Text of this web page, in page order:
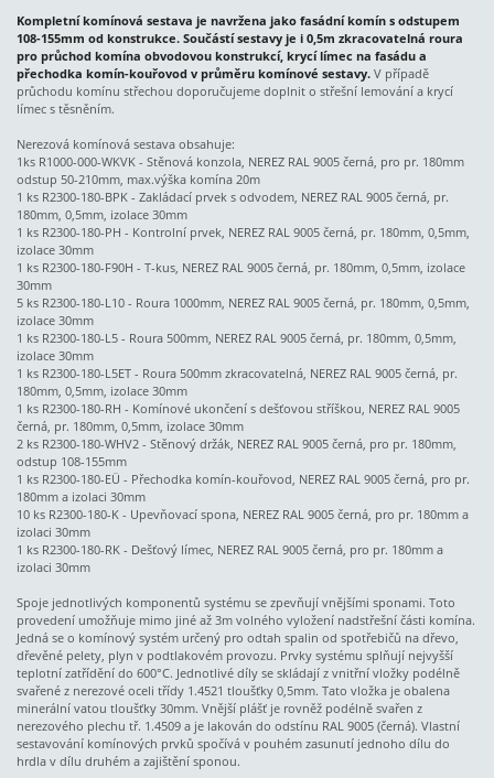
Kompletní komínová sestava je navržena jako fasádní komín s odstupem
108-155mm od konstrukce. Součástí sestavy je i 0,5m zkracovatelná roura
pro průchod komína obvodovou konstrukcí, krycí límec na fasádu a
přechodka komín-kouřovod v průměru komínové sestavy. V případě
průchodu komínu střechou doporučujeme doplnit o střešní lemování a krycí
límec s těsněním.
Nerezová komínová sestava obsahuje:
1ks R1000-000-WKVK - Stěnová konzola, NEREZ RAL 9005 černá, pro pr. 180mm
odstup 50-210mm, max.výška komína 20m
1 ks R2300-180-BPK - Zakládací prvek s odvodem, NEREZ RAL 9005 černá, pr.
180mm, 0,5mm, izolace 30mm
1 ks R2300-180-PH - Kontrolní prvek, NEREZ RAL 9005 černá, pr. 180mm, 0,5mm,
izolace 30mm
1 ks R2300-180-F90H - T-kus, NEREZ RAL 9005 černá, pr. 180mm, 0,5mm, izolace
30mm
5 ks R2300-180-L10 - Roura 1000mm, NEREZ RAL 9005 černá, pr. 180mm, 0,5mm,
izolace 30mm
1 ks R2300-180-L5 - Roura 500mm, NEREZ RAL 9005 černá, pr. 180mm, 0,5mm,
izolace 30mm
1 ks R2300-180-L5ET - Roura 500mm zkracovatelná, NEREZ RAL 9005 černá, pr.
180mm, 0,5mm, izolace 30mm
1 ks R2300-180-RH - Komínové ukončení s dešťovou stříškou, NEREZ RAL 9005
černá, pr. 180mm, 0,5mm, izolace 30mm
2 ks R2300-180-WHV2 - Stěnový držák, NEREZ RAL 9005 černá, pro pr. 180mm,
odstup 108-155mm
1 ks R2300-180-EÜ - Přechodka komín-kouřovod, NEREZ RAL 9005 černá, pro pr.
180mm a izolaci 30mm
10 ks R2300-180-K - Upevňovací spona, NEREZ RAL 9005 černá, pro pr. 180mm a
izolaci 30mm
1 ks R2300-180-RK - Dešťový límec, NEREZ RAL 9005 černá, pro pr. 180mm a
izolaci 30mm
Spoje jednotlivých komponentů systému se zpevňují vnějšími sponami. Toto
provedení umožňuje mimo jiné až 3m volného vyložení nadstřešní části komína.
Jedná se o komínový systém určený pro odtah spalin od spotřebičů na dřevo,
dřevěné pelety, plyn v podtlakovém provozu. Prvky systému splňují nejvyšší
teplotní zatřídění do 600°C. Jednotlivé díly se skládají z vnitřní vložky podélně
svařené z nerezové oceli třídy 1.4521 tloušťky 0,5mm. Tato vložka je obalena
minerální vatou tloušťky 30mm. Vnější plášť je rovněž podélně svařen z
nerezového plechu tř. 1.4509 a je lakován do odstínu RAL 9005 (černá). Vlastní
sestavování komínových prvků spočívá v pouhém zasunutí jednoho dílu do
hrdla v dílu druhém a zajištění sponou.